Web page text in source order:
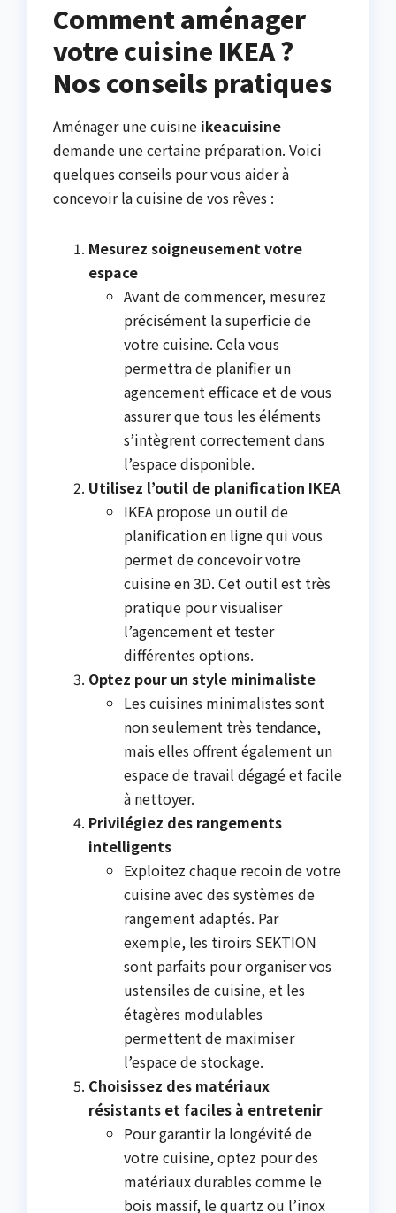
Comment aménager
votre cuisine IKEA ?
Nos conseils pratiques
Aménager une cuisine ikeacuisine
demande une certaine préparation. Voici
quelques conseils pour vous aider à
concevoir la cuisine de vos rêves :
Mesurez soigneusement votre
espace
Avant de commencer, mesurez
précisément la superficie de
votre cuisine. Cela vous
permettra de planifier un
agencement efficace et de vous
assurer que tous les éléments
s’intègrent correctement dans
l’espace disponible.
Utilisez l’outil de planification IKEA
IKEA propose un outil de
planification en ligne qui vous
permet de concevoir votre
cuisine en 3D. Cet outil est très
pratique pour visualiser
l’agencement et tester
différentes options.
Optez pour un style minimaliste
Les cuisines minimalistes sont
non seulement très tendance,
mais elles offrent également un
espace de travail dégagé et facile
à nettoyer.
Privilégiez des rangements
intelligents
Exploitez chaque recoin de votre
cuisine avec des systèmes de
rangement adaptés. Par
exemple, les tiroirs SEKTION
sont parfaits pour organiser vos
ustensiles de cuisine, et les
étagères modulables
permettent de maximiser
l’espace de stockage.
Choisissez des matériaux
résistants et faciles à entretenir
Pour garantir la longévité de
votre cuisine, optez pour des
matériaux durables comme le
bois massif, le quartz ou l’inox